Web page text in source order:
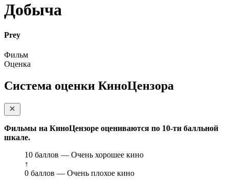
Добыча
Prey
Фильм
Оценка
Система оценки КиноЦензора
Фильмы на КиноЦензоре оцениваются по 10-ти балльной
шкале.
10 баллов — Очень хорошее кино
↑
0 баллов — Очень плохое кино